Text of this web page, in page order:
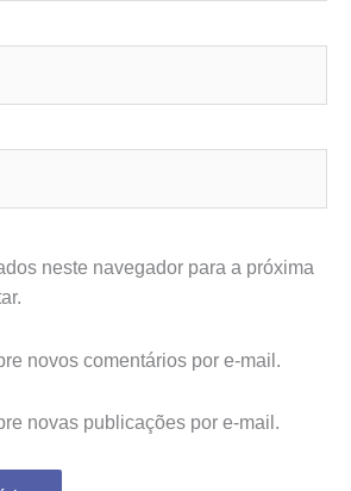
neste navegador para a próxima
novos comentários por e-mail.
novas publicações por e-mail.